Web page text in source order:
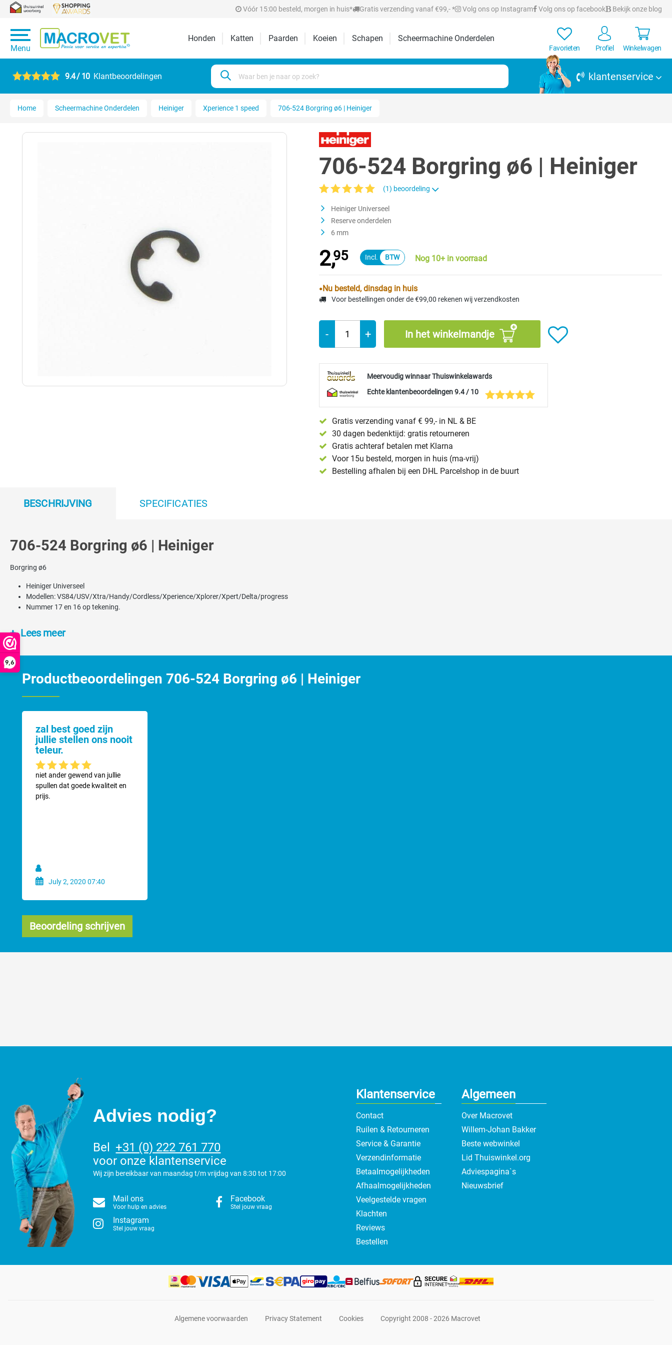
9,6
Vóór 15:00 besteld, morgen in huis* Gratis verzending vanaf €99,- * Volg ons op Instagram Volg ons op facebook Bekijk onze blog
Menu
Honden Katten Paarden Koeien Schapen Scheermachine Onderdelen
Favorieten Profiel Winkelwagen
9.4 / 10 Klantbeoordelingen klantenservice
Home Scheermachine Onderdelen Heiniger Xperience 1 speed 706-524 Borgring ø6 | Heiniger
706-524 Borgring ø6 | Heiniger
(1) beoordeling
Heiniger Universeel
Reserve onderdelen
6 mm
2,95 Nog 10+ in voorraad
Nu besteld, dinsdag in huis
Voor bestellingen onder de €99,00 rekenen wij verzendkosten
- + In het winkelmandje
Meervoudig winnaar Thuiswinkelawards
Echte klantenbeoordelingen 9.4 / 10
Gratis verzending vanaf € 99,- in NL & BE
30 dagen bedenktijd: gratis retourneren
Gratis achteraf betalen met Klarna
Voor 15u besteld, morgen in huis (ma-vrij)
Bestelling afhalen bij een DHL Parcelshop in de buurt
BESCHRIJVING SPECIFICATIES
706-524 Borgring ø6 | Heiniger
Borgring ø6
Heiniger Universeel
Modellen: VS84/USV/Xtra/Handy/Cordless/Xperience/Xplorer/Xpert/Delta/progress
Nummer 17 en 16 op tekening.
Lees meer
Productbeoordelingen 706-524 Borgring ø6 | Heiniger
zal best goed zijn
jullie stellen ons nooit
teleur.
Gemiddelde waardering van 5 van 5 sterren
niet ander gewend van jullie
spullen dat goede kwaliteit en
prijs.
July 2, 2020 07:40
Beoordeling schrijven
Klantenservice
Contact
Ruilen & Retourneren
Service & Garantie
Verzendinformatie
Betaalmogelijkheden
Afhaalmogelijkheden
Veelgestelde vragen
Klachten
Reviews
Bestellen
Algemeen
Over Macrovet
Willem-Johan Bakker
Beste webwinkel
Lid Thuiswinkel.org
Adviespagina`s
Nieuwsbrief
Advies nodig?
Bel
+31 (0) 222 761 770
voor onze klantenservice
Wij zijn bereikbaar van maandag t/m vrijdag van 8:30 tot 17:00
Mail ons
Voor hulp en advies
Facebook
Stel jouw vraag
Instagram
Stel jouw vraag
Algemene voorwaarden Privacy Statement Cookies Copyright 2008 - 2026 Macrovet